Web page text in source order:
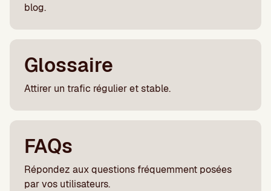
blog.
Glossaire
Attirer un trafic régulier et stable.
FAQs
Répondez aux questions fréquemment posées
par vos utilisateurs.